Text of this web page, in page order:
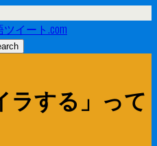
イート.com
ラする」って